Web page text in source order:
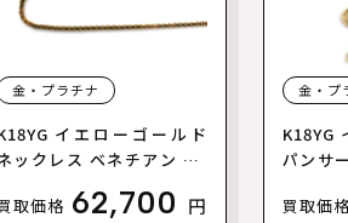
金・プラチナ
イエローゴールド
ックレス ベネチアン 5.2
ディース【中古】
取価格 62,700 円
金・プ
K18YG
パンサ
イヤモ
買取価格